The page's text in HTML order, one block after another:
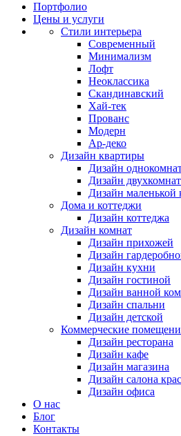
Портфолио
Цены и услуги
Стили интерьера
Современный
Минимализм
Лофт
Неоклассика
Скандинавский
Хай-тек
Прованс
Модерн
Ар-деко
Дизайн квартиры
Дизайн
Дизайн
Дизайн маленькой
Дома и коттеджи
Дизайн коттеджа
Дизайн комнат
Дизайн прихожей
Дизайн
Дизайн кухни
Дизайн гостиной
Дизайн ванной
Дизайн спальни
Дизайн детской
Коммерческие
Дизайн ресторана
Дизайн кафе
Дизайн магазина
Дизайн салона
Дизайн офиса
О нас
Блог
Контакты